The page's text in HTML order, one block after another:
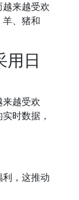
来越受欢
、猪和
用日
越受欢
时数据，
，这推动